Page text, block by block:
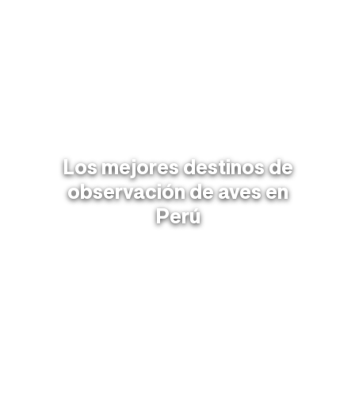
Los mejores destinos de
observación de aves en
Perú